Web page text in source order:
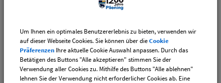
downloaden
Drucken
Um Ihnen ein optimales Benutzererlebnis zu bieten, verwenden wir
auf dieser Webseite Cookies. Sie können über dieCookie
Präferenzen Ihre aktuelle Cookie Auswahl anpassen. Durch das
Betätigen des Buttons "Alle akzeptieren" stimmen Sie der
Verwendung aller Cookies zu. Mithilfe des Buttons "Alle ablehnen"
lehnen Sie der Verwendung nicht erforderlicher Cookies ab. Eine